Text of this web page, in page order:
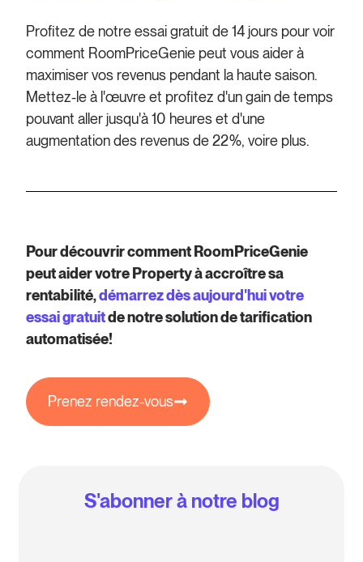
Profitez de notre essai gratuit de 14 jours pour voir
comment RoomPriceGenie peut vous aider à
maximiser vos revenus pendant la haute saison.
Mettez-le à l'œuvre et profitez d'un gain de temps
pouvant aller jusqu'à 10 heures et d'une
augmentation des revenus de 22%, voire plus.
Pour découvrir comment RoomPriceGenie
peut aider votre Property à accroître sa
rentabilité,démarrez dès aujourd'hui votre
essai gratuitde notre solution de tarification
automatisée!
Prenez rendez-vous
S'abonner à notre blog